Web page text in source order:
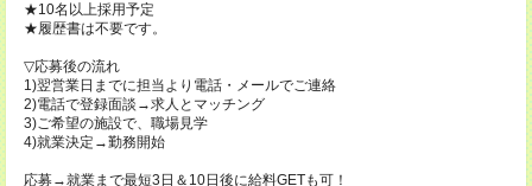
★10名以上採用予定
★履歴書は不要です。
▽応募後の流れ
1)翌営業日までに担当より電話・メールでご連絡
2)電話で登録面談→求人とマッチング
3)ご希望の施設で、職場見学
4)就業決定→勤務開始
応募→就業まで最短3日＆10日後に給料GETも可！